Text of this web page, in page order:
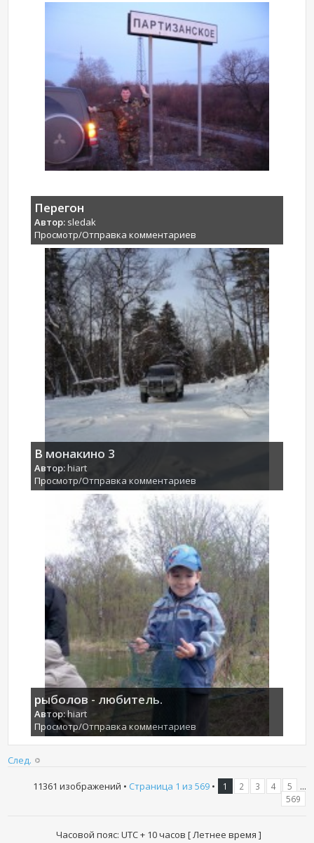
Перегон
Автор: sledak
Просмотр/Отправка комментариев
В монакино 3
Автор:hiart
Просмотр/Отправка комментариев
рыболов - любитель.
Автор:hiart
Просмотр/Отправка комментариев
След.
11361 изображений • Страница 1 из 569• 1 2 3 4 5 ...
569
Часовой пояс: UTC + 10 часов [ Летнее время ]